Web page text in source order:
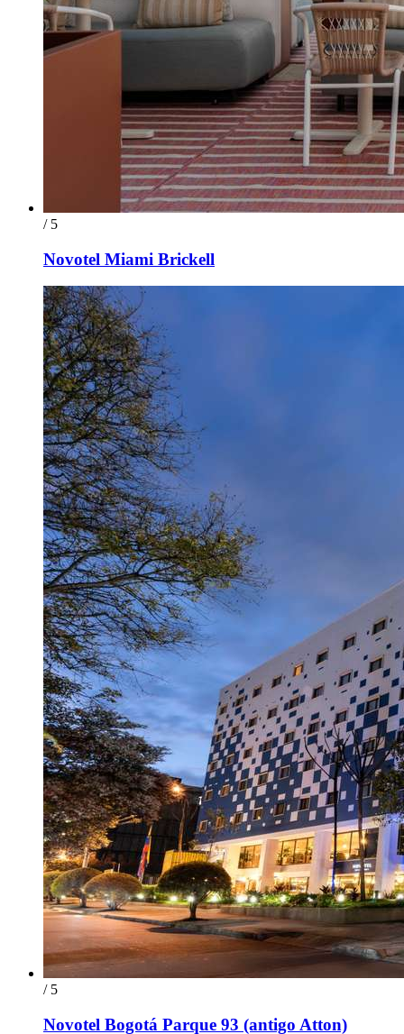
/ 5
Novotel Miami Brickell
/ 5
Novotel Bogotá Parque 93 (antigo Atton)